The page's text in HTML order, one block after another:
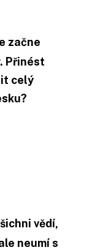
začne
Přinést
celý
vědí,
neumí s